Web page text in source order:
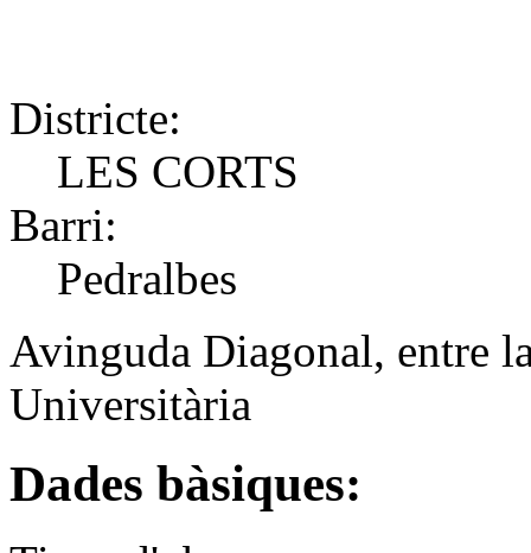
Districte:
LES CORTS
Barri:
Pedralbes
Avinguda Diagonal, entre
Universitària
Dades bàsiques: